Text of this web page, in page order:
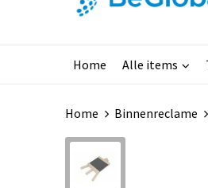
Home Alle items
Home Binnenreclame